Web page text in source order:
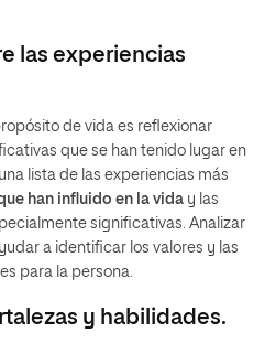
las experiencias
de vida es reflexionar
que se han tenido lugar en
lista de las experiencias más
han influido en la vida y las
significativas. Analizar
a identificar los valores y las
para la persona.
y habilidades.